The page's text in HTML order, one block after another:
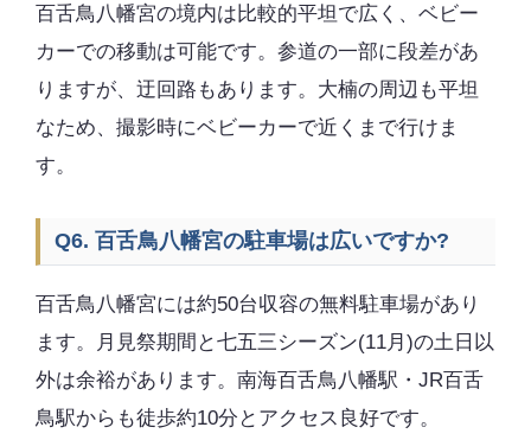
百舌鳥八幡宮の境内は比較的平坦で広く、ベビー
カーでの移動は可能です。参道の一部に段差があ
りますが、迂回路もあります。大楠の周辺も平坦
なため、撮影時にベビーカーで近くまで行けま
す。
Q6. 百舌鳥八幡宮の駐車場は広いですか?
百舌鳥八幡宮には約50台収容の無料駐車場があり
ます。月見祭期間と七五三シーズン(11月)の土日以
外は余裕があります。南海百舌鳥八幡駅・JR百舌
鳥駅からも徒歩約10分とアクセス良好です。